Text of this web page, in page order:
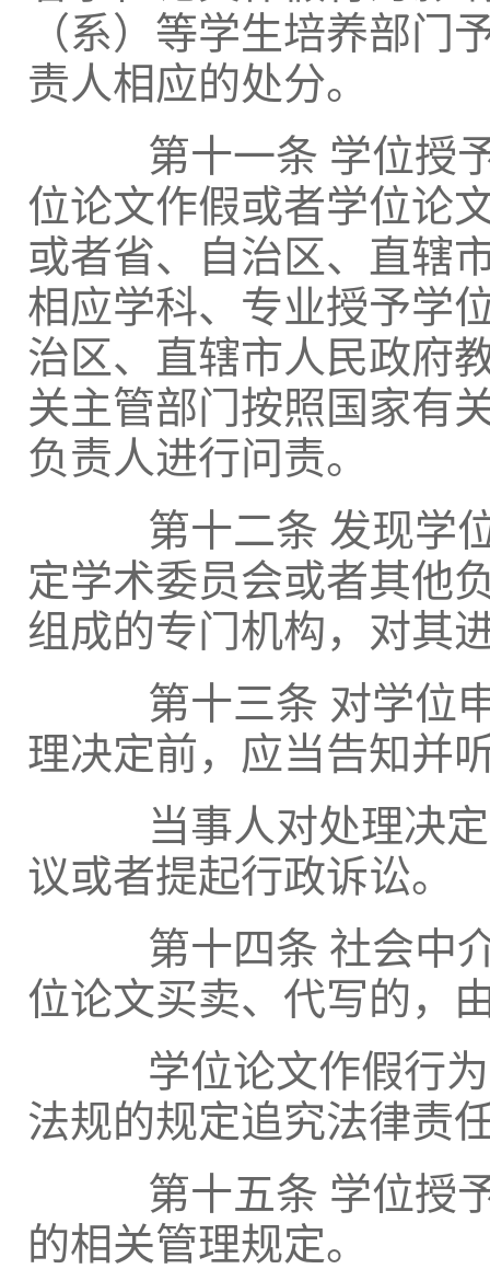
（系）等学生培养部门
责人相应的处分。
第十一条 学位授予
位论文作假或者学位论
或者省、自治区、直辖
相应学科、专业授予学
治区、直辖市人民政府
关主管部门按照国家有
负责人进行问责。
第十二条 发现学位
定学术委员会或者其他
组成的专门机构，对其
第十三条 对学位申
理决定前，应当告知并
当事人对处理决定
议或者提起行政诉讼。
第十四条 社会中介
位论文买卖、代写的，
学位论文作假行为
法规的规定追究法律责
第十五条 学位授予
的相关管理规定。